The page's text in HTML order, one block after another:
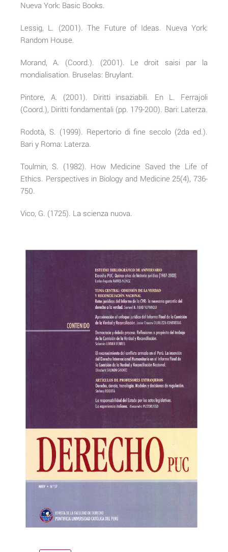
Nueva York: Basic Books.
Lessig, L. (2001). The Future of Ideas. Nueva York:
Random House.
Morand, A. (Coord.). (2001). Le droit saisi par la
mondialisation. Bruselas: Bruylant.
Pintore, A. (2001). Diritti insaziabili. En L. Ferrajoli
(Coord.), Diritti fondamentali (pp. 179-200). Bari: Laterza.
Rodotà, S. (1999). Repertorio di fine secolo (2da ed.).
Bari y Roma: Laterza.
Toulmin, S. (1982). How Medicine Saved the Life of
Ethics. Perspectives in Biology and Medicine 25(4), 736-
750.
Vico, G. (1725). La scienza nuova.